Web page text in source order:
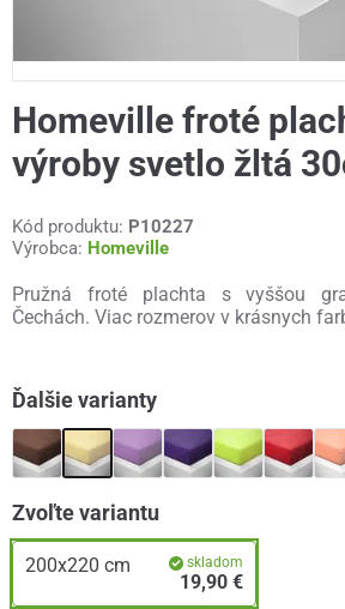
Homeville froté
výroby svetlo žltá
Kód produktu: P10227
Výrobca: Homeville
Pružná froté plachta s vyššou
Čechách. Viac rozmerov v krásnych
Ďalšie varianty
Zvoľte variantu
200x220 cm skladom
19,90 €